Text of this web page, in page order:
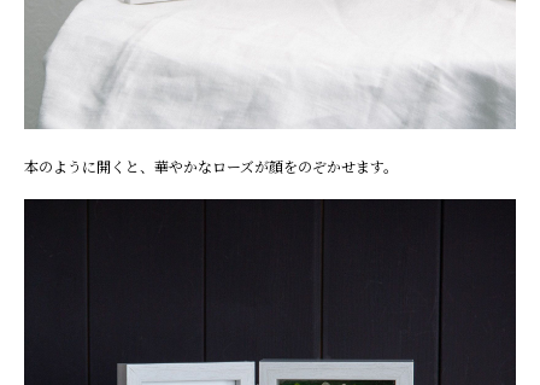
本のように開くと、華やかなローズが顔をのぞかせます。